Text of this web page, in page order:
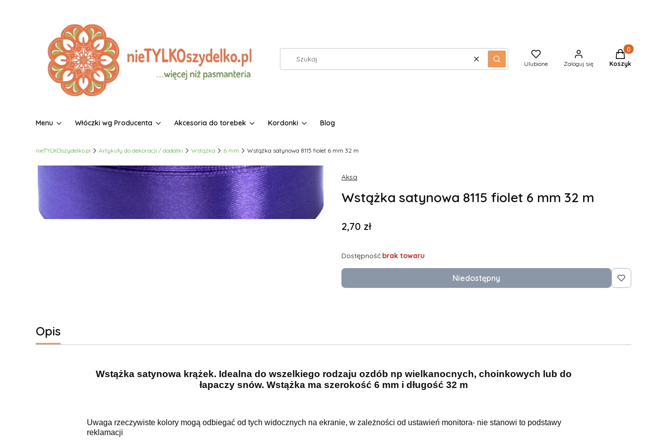
WyczyśćSzukaj Ulubione Zaloguj się
Produkty w
Koszyk
Menu Włóczki wg Producenta Akcesoria do torebek Kordonki Blog
nieTYLKOszydelko.pl Artykuły do dekoracji / dodatki Wstążka 6 mm Wstążka satynowa 8115 fiolet 6 mm 32 m
Aksa
Wstążka satynowa 8115 fiolet 6 mm 32 m
Cena
2,70 zł
Dostępność:brak towaru
Niedostępny
Opis
Wstążka satynowa krążek. Idealna do wszelkiego rodzaju ozdób np wielkanocnych, choinkowych lub do
łapaczy snów. Wstążka ma szerokość 6 mm i długość 32 m
Uwaga rzeczywiste kolory mogą odbiegać od tych widocznych na ekranie, w zależności od ustawień monitora- nie stanowi to podstawy
reklamacji